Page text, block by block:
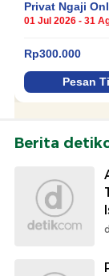
Berita